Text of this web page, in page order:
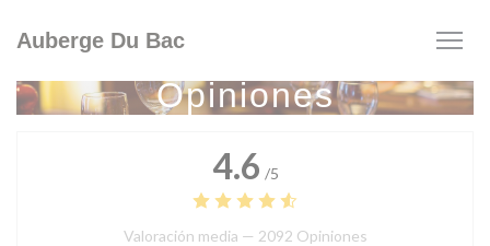
Auberge Du Bac
Opiniones
4.6 /5
Valoración media — 2092 Opiniones